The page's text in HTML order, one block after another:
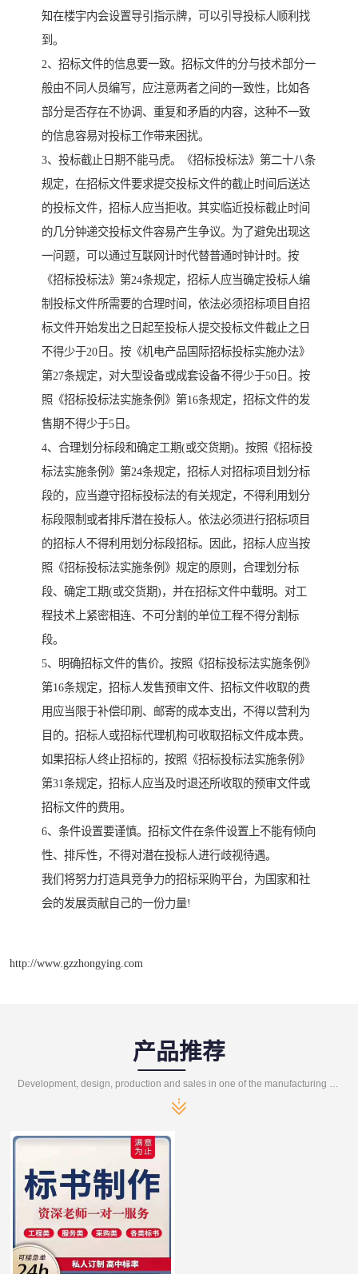
知在楼宇内会设置导引指示牌，可以引导投标人顺利找
到。
2、招标文件的信息要一致。招标文件的分与技术部分一
般由不同人员编写，应注意两者之间的一致性，比如各
部分是否存在不协调、重复和矛盾的内容，这种不一致
的信息容易对投标工作带来困扰。
3、投标截止日期不能马虎。《招标投标法》第二十八条
规定，在招标文件要求提交投标文件的截止时间后送达
的投标文件，招标人应当拒收。其实临近投标截止时间
的几分钟递交投标文件容易产生争议。为了避免出现这
一问题，可以通过互联网计时代替普通时钟计时。按
《招标投标法》第24条规定，招标人应当确定投标人编
制投标文件所需要的合理时间，依法必须招标项目自招
标文件开始发出之日起至投标人提交投标文件截止之日
不得少于20日。按《机电产品国际招标投标实施办法》
第27条规定，对大型设备或成套设备不得少于50日。按
照《招标投标法实施条例》第16条规定，招标文件的发
售期不得少于5日。
4、合理划分标段和确定工期(或交货期)。按照《招标投
标法实施条例》第24条规定，招标人对招标项目划分标
段的，应当遵守招标投标法的有关规定，不得利用划分
标段限制或者排斥潜在投标人。依法必须进行招标项目
的招标人不得利用划分标段招标。因此，招标人应当按
照《招标投标法实施条例》规定的原则，合理划分标
段、确定工期(或交货期)，并在招标文件中载明。对工
程技术上紧密相连、不可分割的单位工程不得分割标
段。
5、明确招标文件的售价。按照《招标投标法实施条例》
第16条规定，招标人发售预审文件、招标文件收取的费
用应当限于补偿印刷、邮寄的成本支出，不得以营利为
目的。招标人或招标代理机构可收取招标文件成本费。
如果招标人终止招标的，按照《招标投标法实施条例》
第31条规定，招标人应当及时退还所收取的预审文件或
招标文件的费用。
6、条件设置要谨慎。招标文件在条件设置上不能有倾向
性、排斥性，不得对潜在投标人进行歧视待遇。
我们将努力打造具竞争力的招标采购平台，为国家和社
会的发展贡献自己的一份力量!
http://www.gzzhongying.com
产品推荐